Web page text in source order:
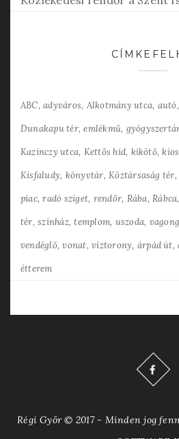
ABC adyváros Alkotmány utca autó
Dunakapu tér emlékmű
Kazinczy utca Kettős híd kikötő
Kisfaludy könyvtár Köztársaság tér
piac radó sziget rendőr Rába Rábca
tér színház templom uszoda
vendéglő vonat víztorony árpád út
étterem
Régi Győr © 2017 - Minden jog